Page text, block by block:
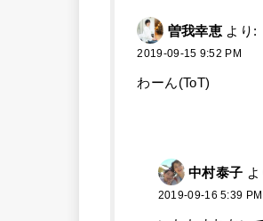
曽我幸恵 より:
2019-09-15 9:52 PM
わーん(ToT)
中村泰子
2019-09-16 5:39 PM